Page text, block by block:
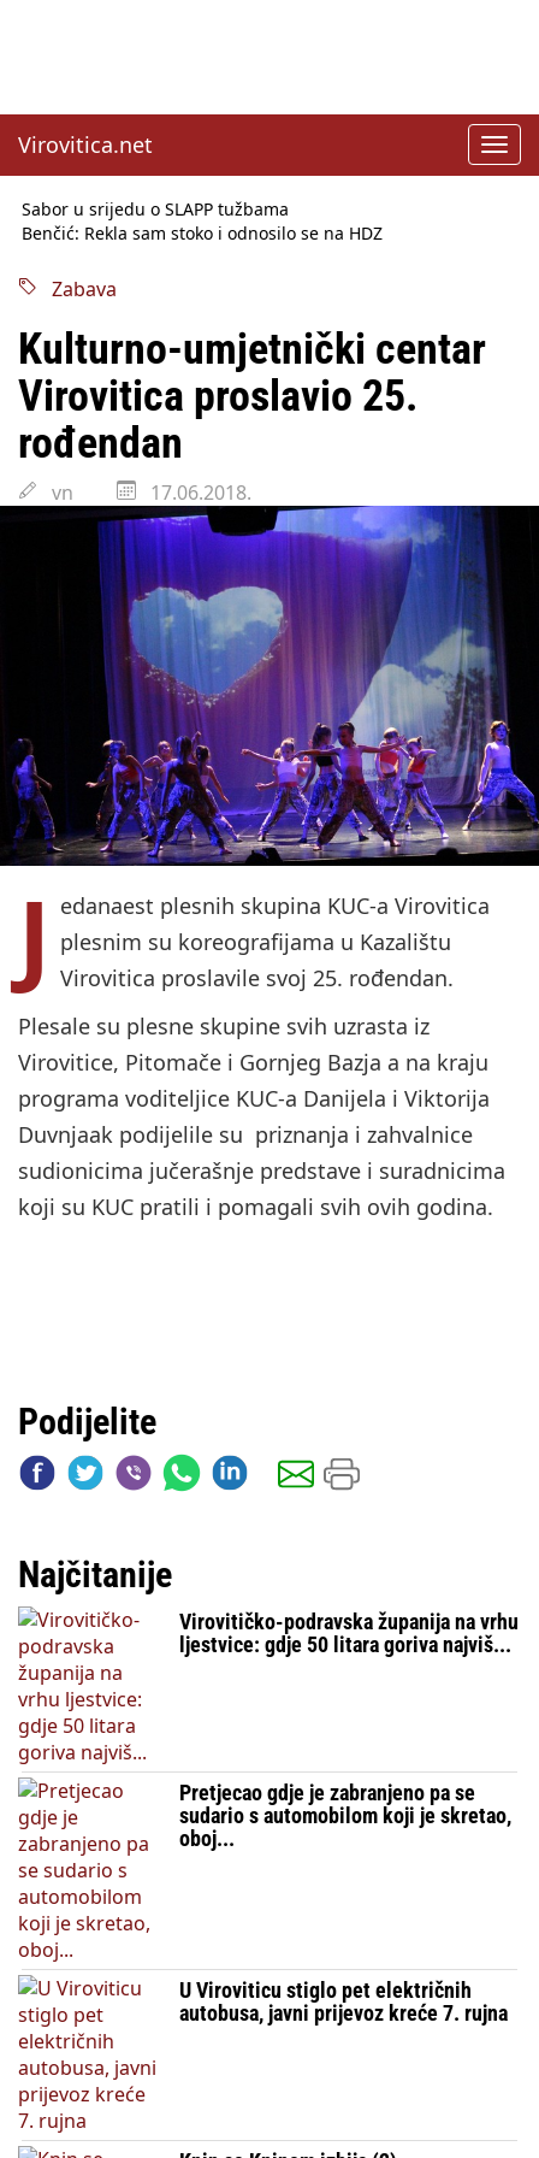
Virovitica.net
Sabor u srijedu o SLAPP tužbama
Benčić: Rekla sam stoko i odnosilo se na HDZ
godine
najavio za jesen
Državni tajnik Rukavina: Hrvatska ima 3,6 milijuna birača
HŽ Infrastruktura: Nesreće na željezničkim prijelazima
prepolovljene
Državni inspektorat opozvao Barebells pločicu - soft protein
bar Coco Choco
Zabava
Kulturno-umjetnički centar
Virovitica proslavio 25.
rođendan
vn 17.06.2018.
J
edanaest plesnih skupina KUC-a Virovitica
plesnim su koreografijama u Kazalištu
Virovitica proslavile svoj 25. rođendan.
Plesale su plesne skupine svih uzrasta iz
Virovitice, Pitomače i Gornjeg Bazja a na kraju
programa voditeljice KUC-a Danijela i Viktorija
Duvnjaak podijelile su priznanja i zahvalnice
sudionicima jučerašnje predstave i suradnicima
koji su KUC pratili i pomagali svih ovih godina.
Podijelite
Najčitanije
Virovitičko-podravska županija na vrhu
ljestvice: gdje 50 litara goriva najviš...
Pretjecao gdje je zabranjeno pa se
sudario s automobilom koji je skretao,
oboj...
U Viroviticu stiglo pet električnih
autobusa, javni prijevoz kreće 7. rujna